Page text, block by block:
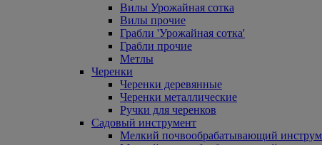
Вилы Урожайная сотка
Вилы прочие
Грабли 'Урожайная сотка'
Грабли прочие
Метлы
Черенки
Черенки деревянные
Черенки металлические
Ручки для черенков
Садовый инструмент
Мелкий почвообрабатывающий